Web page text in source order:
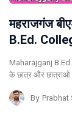
महराजगंज
B.Ed.
Maharajganj
के छात्र और
By Prabhat